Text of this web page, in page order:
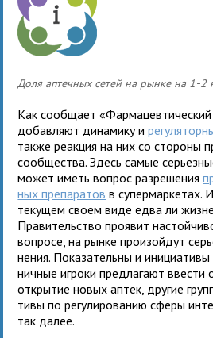
Доля аптечных сетей на рынке на 1-2
Как сообщает «Фармацевтический
добавляют дина­мику и
также реак­ция на них со сто­роны
сооб­ще­ства. Здесь самые
может иметь вопрос раз­ре­ше­ния
ных пре­па­ра­тов в супер­мар­ке­тах.
теку­щем своем виде едва ли
Правительство про­явит
вопросе, на рынке про­изой­дут
нения. Показательны и
нич­ные игроки пред­ла­гают вве­сти
откры­тие новых аптек, дру­гие
тивы по регу­ли­ро­ва­нию сферы
так далее.